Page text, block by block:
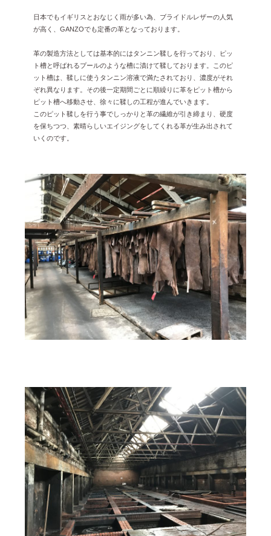
2024年3月 [10]
2024年2月 [1]
2024年1月 [1]
2023年12月 [7]
2023年11月 [6]
2023年7月 [4]
2023年6月 [5]
2023年5月 [4]
2023年4月 [6]
2023年3月 [2]
2023年2月 [4]
2022年12月 [2]
2022年11月 [2]
2022年10月 [1]
2022年5月 [1]
2022年4月 [3]
2022年3月 [3]
2022年2月 [2]
2020年8月 [1]
2019年12月 [1]
2019年11月 [2]
日本でもイギリスとおなじく雨が多い為、ブライドルレザーの人気
が高く、GANZOでも定番の革となっております。
革の製造方法としては基本的にはタンニン鞣しを行っており、ピッ
ト槽と呼ばれるプールのような槽に漬けて鞣しております。このピ
ット槽は、鞣しに使うタンニン溶液で満たされており、濃度がそれ
ぞれ異なります。その後一定期間ごとに順繰りに革をピット槽から
ピット槽へ移動させ、徐々に鞣しの工程が進んでいきます。
このピット鞣しを行う事でしっかりと革の繊維が引き締まり、硬度
を保ちつつ、素晴らしいエイジングをしてくれる革が生み出されて
いくのです。